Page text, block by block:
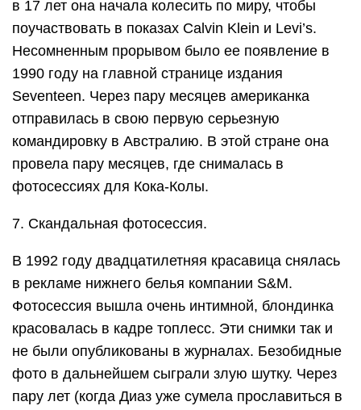
в 17 лет она начала колесить по миру, чтобы
поучаствовать в показах Calvin Klein и Levi’s.
Несомненным прорывом было ее появление в
1990 году на главной странице издания
Seventeen. Через пару месяцев американка
отправилась в свою первую серьезную
командировку в Австралию. В этой стране она
провела пару месяцев, где снималась в
фотосессиях для Кока-Колы.
7. Скандальная фотосессия.
В 1992 году двадцатилетняя красавица снялась
в рекламе нижнего белья компании S&M.
Фотосессия вышла очень интимной, блондинка
красовалась в кадре топлесс. Эти снимки так и
не были опубликованы в журналах. Безобидные
фото в дальнейшем сыграли злую шутку. Через
пару лет (когда Диаз уже сумела прославиться в